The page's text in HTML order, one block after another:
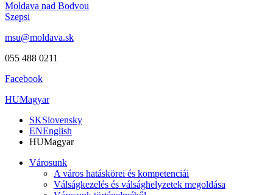
Moldava nad Bodvou
Szepsi
msu@moldava.sk
055 488 0211
Facebook
HUMagyar
SKSlovensky
ENEnglish
HUMagyar
Városunk
A város hatáskörei és kompetenciái
Válságkezelés és válsághelyzetek megoldása